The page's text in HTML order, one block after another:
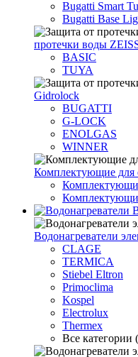
Bugatti Smart
Bugatti Base
протечки воды
BASIC
TUYA
Gidrolock
BUGATTI
G-LOCK
ENOLGAS
WINNER
Комплектующие для
Водонагреватeли
CLAGE
TERMICA
Stiebel Eltron
Primoclima
Kospel
Electrolux
Thermex
Все категории